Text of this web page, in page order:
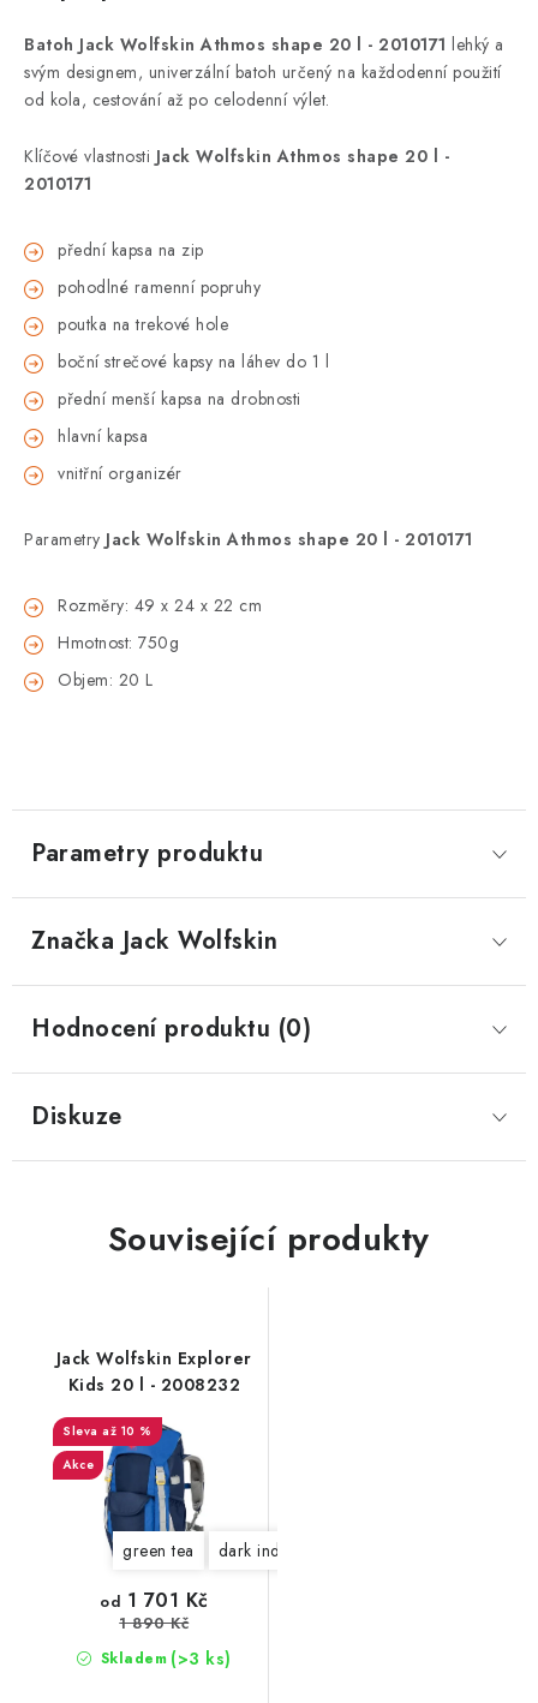
Batoh Jack Wolfskin Athmos shape 20 l - 2010171 lehký a
svým designem, univerzální batoh určený na každodenní použití
od kola, cestování až po celodenní výlet.
Klíčové vlastnosti Jack Wolfskin Athmos shape 20 l -
2010171
přední kapsa na zip
pohodlné ramenní popruhy
poutka na trekové hole
boční strečové kapsy na láhev do 1 l
přední menší kapsa na drobnosti
hlavní kapsa
vnitřní organizér
Parametry Jack Wolfskin Athmos shape 20 l - 2010171
Rozměry: 49 x 24 x 22 cm
Hmotnost: 750g
Objem: 20 L
Parametry produktu
Značka Jack Wolfskin
Hodnocení produktu (0)
Diskuze
Související produkty
Jack Wolfskin Explorer
Kids 20 l - 2008232
až 10 %
Akce
green tea dark indigo
Skladem (>3 ks)
od 1 701 Kč
1 890 Kč